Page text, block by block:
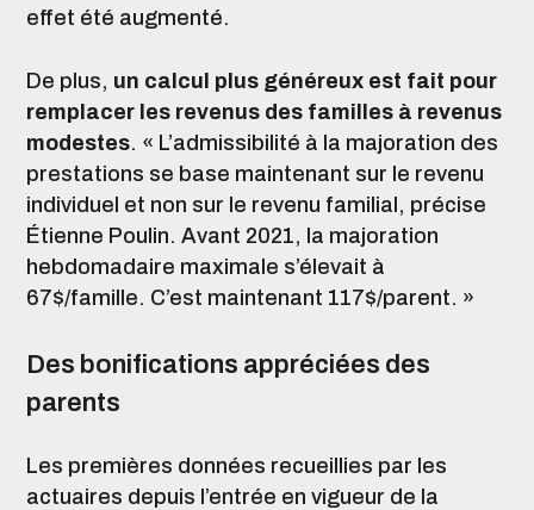
effet été augmenté.
De plus, un calcul plus généreux est fait pour
remplacer les revenus des familles à revenus
modestes. « L’admissibilité à la majoration des
prestations se base maintenant sur le revenu
individuel et non sur le revenu familial, précise
Étienne Poulin. Avant 2021, la majoration
hebdomadaire maximale s’élevait à
67$/famille. C’est maintenant 117$/parent. »
Des bonifications appréciées des
parents
Les premières données recueillies par les
actuaires depuis l’entrée en vigueur de la